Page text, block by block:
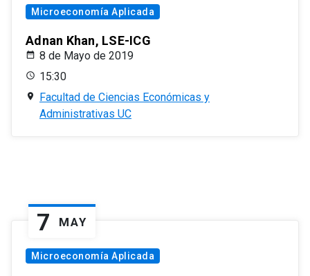
Microeconomía Aplicada
Adnan Khan, LSE-ICG
8 de Mayo de 2019
15:30
Facultad de Ciencias Económicas y
Administrativas UC
7 MAY
Microeconomía Aplicada